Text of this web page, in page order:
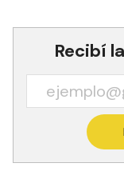
Recibí